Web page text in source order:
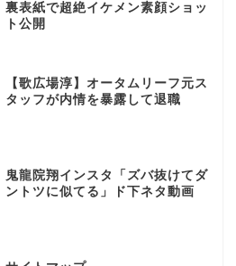
裏表紙で超絶イケメン素顔ショッ
ト公開
【歌広場淳】オータムリーフ元ス
タッフが内情を暴露して退職
鬼龍院翔インスタ「ズバ抜けてダ
ントツに似てる」ド下ネタ動画